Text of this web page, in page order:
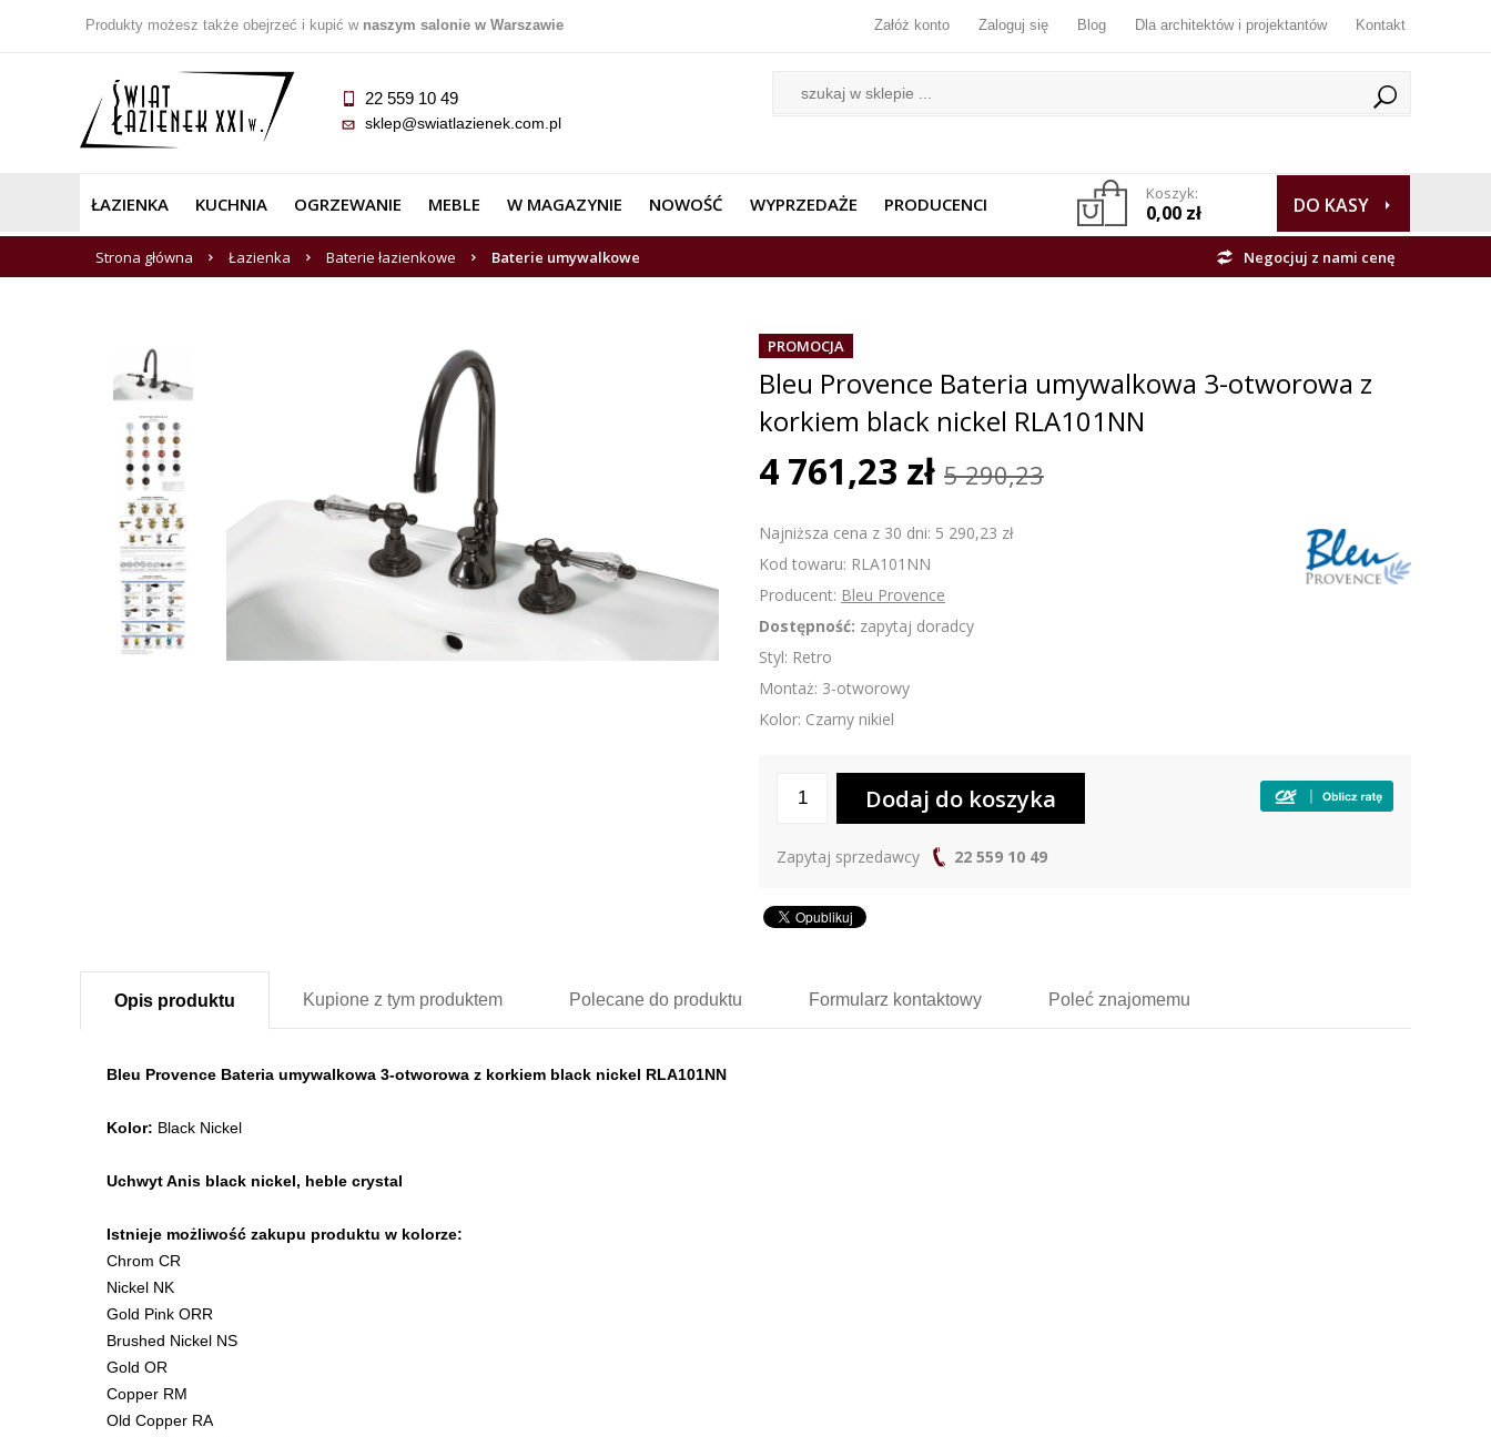
Produkty możesz także obejrzeć i kupić w naszym salonie w Warszawie Załóż konto Zaloguj się Blog Dla architektów i projektantów Kontakt
22 559 10 49
sklep@swiatlazienek.com.pl
ŁAZIENKA KUCHNIA OGRZEWANIE MEBLE W MAGAZYNIE NOWOŚĆ WYPRZEDAŻE PRODUCENCI Koszyk:
0,00 zł DO KASY
Strona główna Łazienka Baterie łazienkowe Baterie umywalkowe Negocjuj z nami cenę
PROMOCJA
Bleu Provence Bateria umywalkowa 3-otworowa z
korkiem black nickel RLA101NN
4 761,23 zł 5 290,23
Najniższa cena z 30 dni: 5 290,23 zł
Kod towaru: RLA101NN
Producent: Bleu Provence
Dostępność: zapytaj doradcy
Styl: Retro
Montaż: 3-otworowy
Kolor: Czarny nikiel
Zapytaj sprzedawcy 22 559 10 49
Opis produktu Kupione z tym produktem Polecane do produktu Formularz kontaktowy Poleć znajomemu
Bleu Provence Bateria umywalkowa 3-otworowa z korkiem black nickel RLA101NN
Kolor: Black Nickel
Uchwyt Anis black nickel, heble crystal
Istnieje możliwość zakupu produktu w kolorze:
Chrom CR
Nickel NK
Gold Pink ORR
Brushed Nickel NS
Gold OR
Copper RM
Old Copper RA